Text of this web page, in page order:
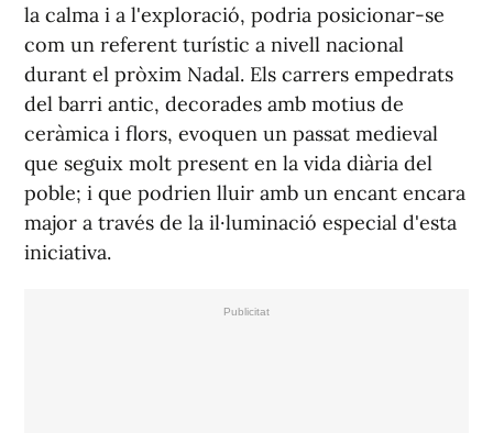
la calma i a l'exploració, podria posicionar-se
com un referent turístic a nivell nacional
durant el pròxim Nadal. Els carrers empedrats
del barri antic, decorades amb motius de
ceràmica i flors, evoquen un passat medieval
que seguix molt present en la vida diària del
poble; i que podrien lluir amb un encant encara
major a través de la il·luminació especial d'esta
iniciativa.